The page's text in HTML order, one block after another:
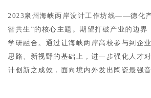
2023泉州海峡两岸设计工作坊线——德化
智共生”的核心主题。期望打破产业的边
学研融合。通过让海峡两岸高校参与到企
思路、新视野的基础上，进一步强化人才
计创新之成效，面向境内外发出陶瓷最强